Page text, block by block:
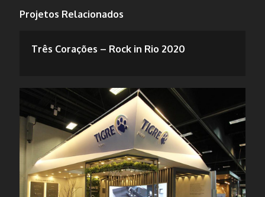
Projetos Relacionados
Três Corações – Rock in Rio 2020